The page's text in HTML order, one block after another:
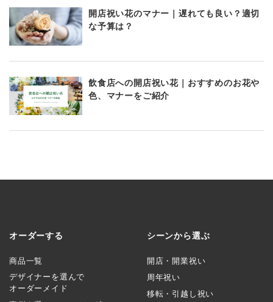
開店祝い花のマナー｜遅れても良い？適切
な予算は？
飲食店への開店祝い花｜おすすめのお花や
色、マナーをご紹介
オーダーする
商品一覧
デザイナーを選んで
オーダーメイド
シーンから選ぶ
開店・開業祝い
周年祝い
移転・引越し祝い